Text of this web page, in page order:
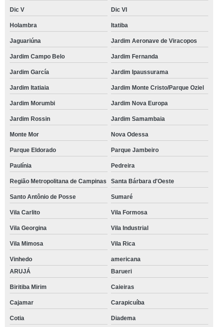
Dic V Dic VI
Holambra Itatiba
Jaguariúna Jardim Aeronave de Viracopos
Jardim Campo Belo Jardim Fernanda
Jardim García Jardim Ipaussurama
Jardim Itatiaia Jardim Monte Cristo/Parque Oziel
Jardim Morumbi Jardim Nova Europa
Jardim Rossin Jardim Samambaia
Monte Mor Nova Odessa
Parque Eldorado Parque Jambeiro
Paulínia Pedreira
Região Metropolitana de Campinas Santa Bárbara d'Oeste
Santo Antônio de Posse Sumaré
Vila Carlito Vila Formosa
Vila Georgina Vila Industrial
Vila Mimosa Vila Rica
Vinhedo
americana
ARUJÁ
Barueri
Biritiba Mirim Caieiras
Cajamar Carapicuíba
Cotia Diadema